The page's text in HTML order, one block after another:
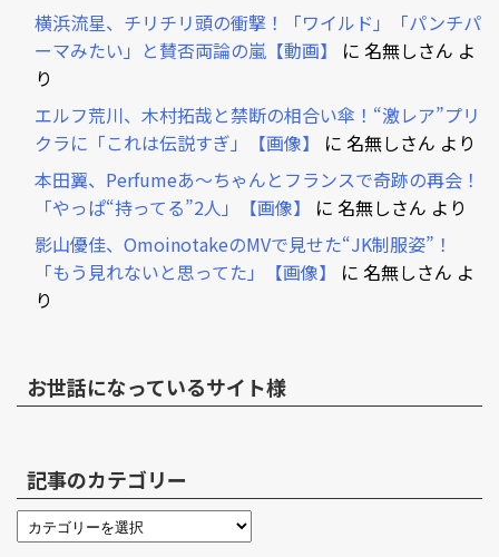
横浜流星、チリチリ頭の衝撃！「ワイルド」「パンチパ
ーマみたい」と賛否両論の嵐【動画】
に 名無しさん よ
り
エルフ荒川、木村拓哉と禁断の相合い傘！“激レア”プリ
クラに「これは伝説すぎ」【画像】
に 名無しさん より
本田翼、Perfumeあ～ちゃんとフランスで奇跡の再会！
「やっぱ“持ってる”2人」【画像】
に 名無しさん より
影山優佳、OmoinotakeのMVで見せた“JK制服姿”！
「もう見れないと思ってた」【画像】
に 名無しさん よ
り
お世話になっているサイト様
記事のカテゴリー